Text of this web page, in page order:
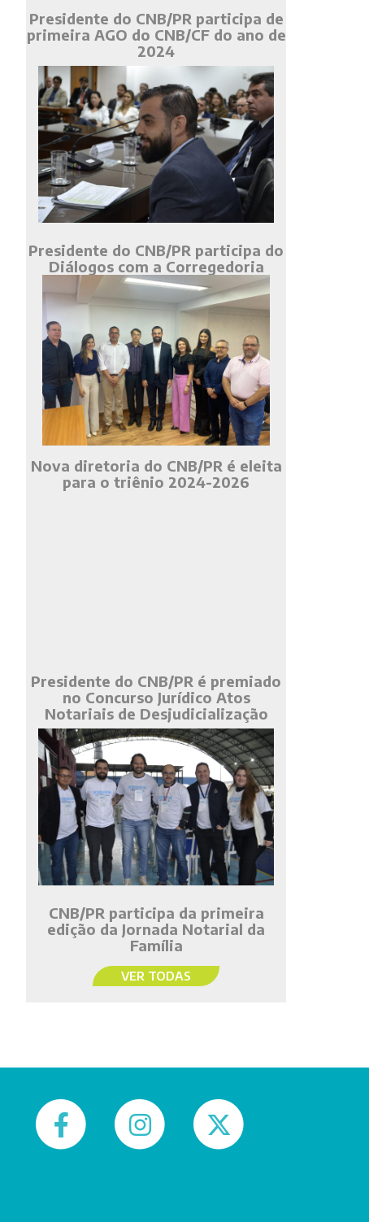
Presidente do CNB/PR participa de
primeira AGO do CNB/CF do ano de
2024
Presidente do CNB/PR participa do
Diálogos com a Corregedoria
Nova diretoria do CNB/PR é eleita
para o triênio 2024-2026
Presidente do CNB/PR é premiado
no Concurso Jurídico Atos
Notariais de Desjudicialização
CNB/PR participa da primeira
edição da Jornada Notarial da
Família
VER TODAS